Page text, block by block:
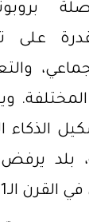
على
الذكاء
بلد
القرن الـ21.